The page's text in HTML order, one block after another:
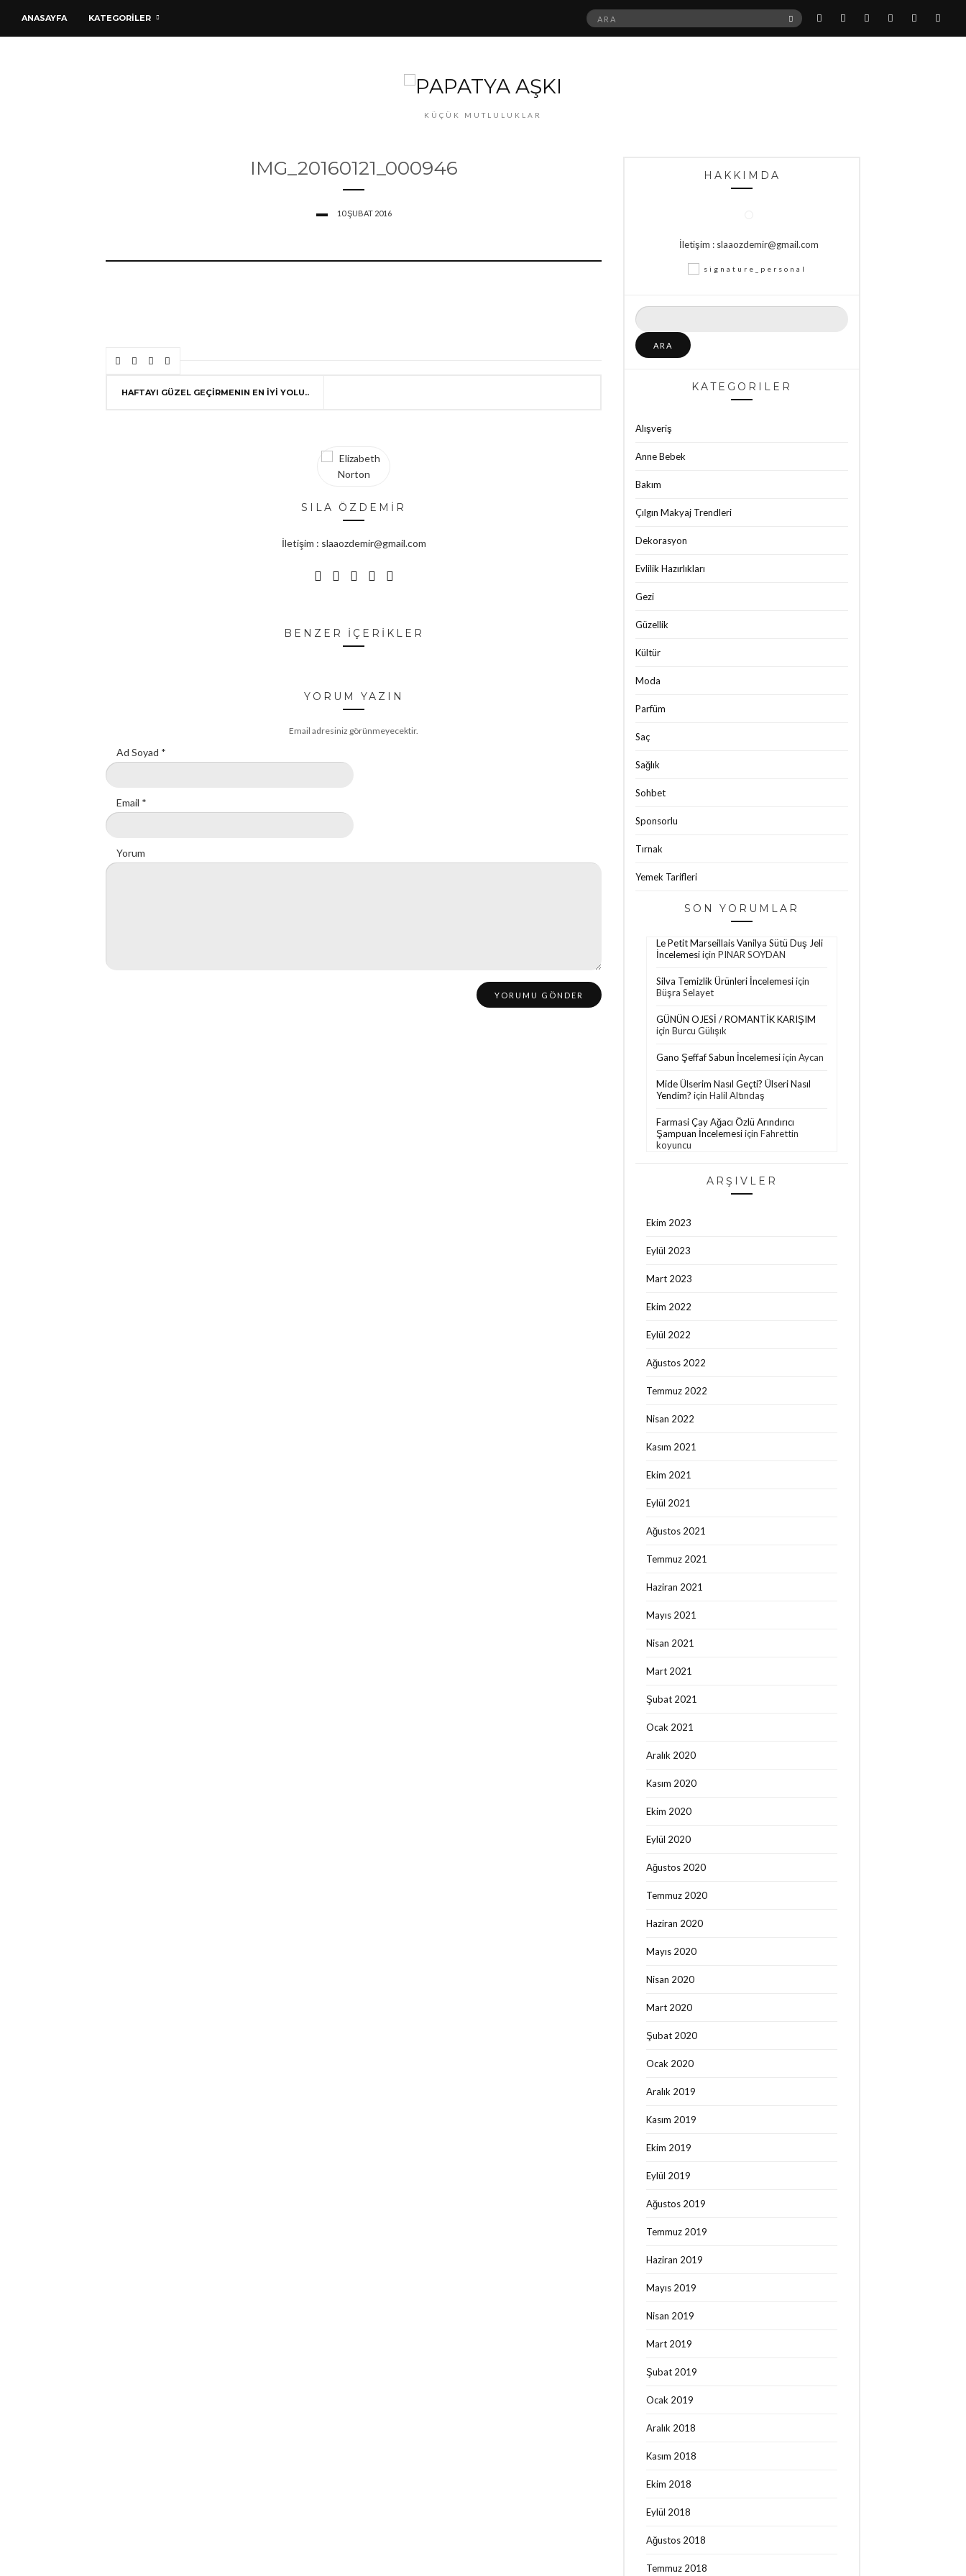
ANASAYFA KATEGORİLER Ara: ARA
KÜÇÜK MUTLULUKLAR
IMG_20160121_000946
10 ŞUBAT 2016
HAFTAYI GÜZEL GEÇİRMENIN EN İYİ YOLU..
SILA ÖZDEMİR
İletişim : slaaozdemir@gmail.com
BENZER İÇERİKLER
YORUM YAZIN
Email adresiniz görünmeyecektir.
Ad Soyad *
Email *
Yorum
HAKKIMDA
İletişim : slaaozdemir@gmail.com
Arama:
KATEGORILER
Alışveriş
Anne Bebek
Bakım
Çılgın Makyaj Trendleri
Dekorasyon
Evlilik Hazırlıkları
Gezi
Güzellik
Kültür
Moda
Parfüm
Saç
Sağlık
Sohbet
Sponsorlu
Tırnak
Yemek Tarifleri
SON YORUMLAR
Le Petit Marseillais Vanilya Sütü Duş Jeli
İncelemesiiçinPINAR SOYDAN
Silva Temizlik Ürünleri İncelemesiiçin
Büşra Selayet
GÜNÜN OJESİ / ROMANTİK KARIŞIM
içinBurcu Gülışık
Gano Şeffaf Sabun İncelemesiiçinAycan
Mide Ülserim Nasıl Geçti? Ülseri Nasıl
Yendim? içinHalil Altındaş
Farmasi Çay Ağacı Özlü Arındırıcı
Şampuan İncelemesiiçinFahrettin
koyuncu
Karşı Şampuan İncelemesi
/ 8. Seans
ARŞIVLER
Ekim 2023
Eylül 2023
Mart 2023
Ekim 2022
Eylül 2022
Ağustos 2022
Temmuz 2022
Nisan 2022
Kasım 2021
Ekim 2021
Eylül 2021
Ağustos 2021
Temmuz 2021
Haziran 2021
Mayıs 2021
Nisan 2021
Mart 2021
Şubat 2021
Ocak 2021
Aralık 2020
Kasım 2020
Ekim 2020
Eylül 2020
Ağustos 2020
Temmuz 2020
Haziran 2020
Mayıs 2020
Nisan 2020
Mart 2020
Şubat 2020
Ocak 2020
Aralık 2019
Kasım 2019
Ekim 2019
Eylül 2019
Ağustos 2019
Temmuz 2019
Haziran 2019
Mayıs 2019
Nisan 2019
Mart 2019
Şubat 2019
Ocak 2019
Aralık 2018
Kasım 2018
Ekim 2018
Eylül 2018
Ağustos 2018
Temmuz 2018